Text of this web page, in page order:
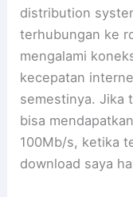
distribution
terhubungan ke
mengalami
kecepatan
semestinya. Jika
bisa
100Mb/s, ketika
download saya